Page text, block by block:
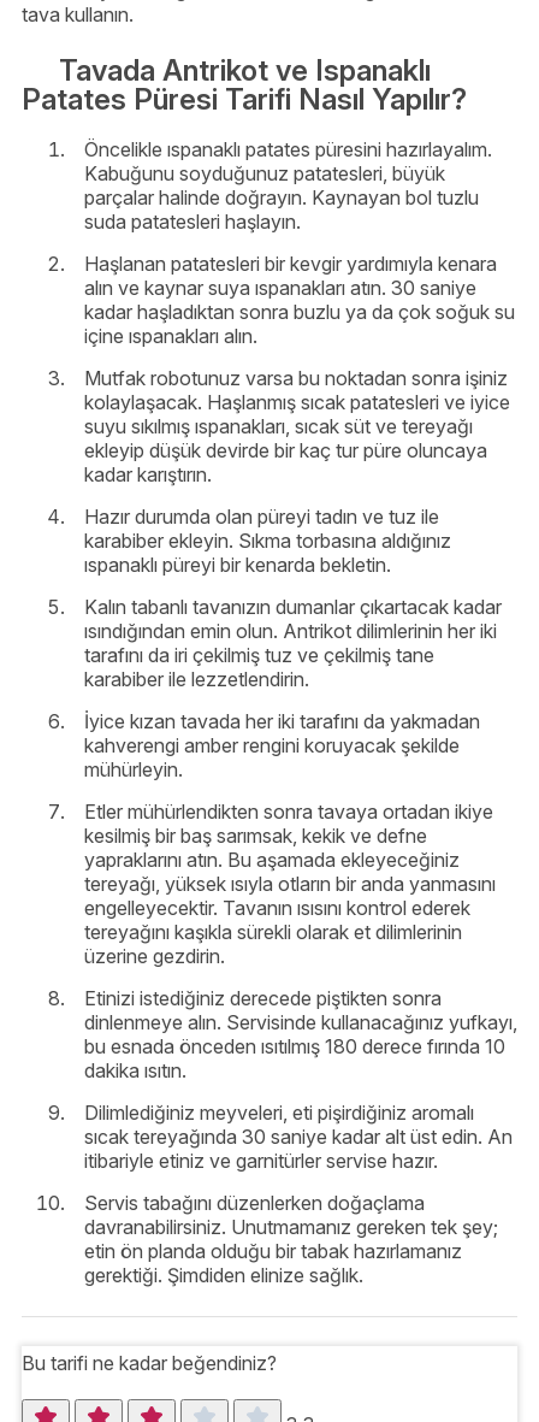
tava kullanın.
Tavada Antrikot ve Ispanaklı
Patates Püresi Tarifi Nasıl Yapılır?
Öncelikle ıspanaklı patates püresini hazırlayalım.
Kabuğunu soyduğunuz patatesleri, büyük
parçalar halinde doğrayın. Kaynayan bol tuzlu
suda patatesleri haşlayın.
Haşlanan patatesleri bir kevgir yardımıyla kenara
alın ve kaynar suya ıspanakları atın. 30 saniye
kadar haşladıktan sonra buzlu ya da çok soğuk su
içine ıspanakları alın.
Mutfak robotunuz varsa bu noktadan sonra işiniz
kolaylaşacak. Haşlanmış sıcak patatesleri ve iyice
suyu sıkılmış ıspanakları, sıcak süt ve tereyağı
ekleyip düşük devirde bir kaç tur püre oluncaya
kadar karıştırın.
Hazır durumda olan püreyi tadın ve tuz ile
karabiber ekleyin. Sıkma torbasına aldığınız
ıspanaklı püreyi bir kenarda bekletin.
Kalın tabanlı tavanızın dumanlar çıkartacak kadar
ısındığından emin olun. Antrikot dilimlerinin her iki
tarafını da iri çekilmiş tuz ve çekilmiş tane
karabiber ile lezzetlendirin.
İyice kızan tavada her iki tarafını da yakmadan
kahverengi amber rengini koruyacak şekilde
mühürleyin.
Etler mühürlendikten sonra tavaya ortadan ikiye
kesilmiş bir baş sarımsak, kekik ve defne
yapraklarını atın. Bu aşamada ekleyeceğiniz
tereyağı, yüksek ısıyla otların bir anda yanmasını
engelleyecektir. Tavanın ısısını kontrol ederek
tereyağını kaşıkla sürekli olarak et dilimlerinin
üzerine gezdirin.
Etinizi istediğiniz derecede piştikten sonra
dinlenmeye alın. Servisinde kullanacağınız yufkayı,
bu esnada önceden ısıtılmış 180 derece fırında 10
dakika ısıtın.
Dilimlediğiniz meyveleri, eti pişirdiğiniz aromalı
sıcak tereyağında 30 saniye kadar alt üst edin. An
itibariyle etiniz ve garnitürler servise hazır.
Servis tabağını düzenlerken doğaçlama
davranabilirsiniz. Unutmamanız gereken tek şey;
etin ön planda olduğu bir tabak hazırlamanız
gerektiği. Şimdiden elinize sağlık.
Bu tarifi ne kadar beğendiniz?